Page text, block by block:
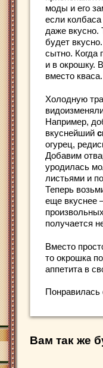
моды и его
если
даже вкусно.
будет
сытно. Когда
и в окрошку.
вместо кваса.
Холодную
Например,
вкуснейший
огурец,
Добавим
уродилась
листьями и
Теперь
еще вкуснее
получается
Вместо
то окрошка
аппетита в
Понравилась
Вам так же